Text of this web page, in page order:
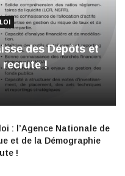
des Dépôts et
recrute !
: l’Agence Nationale de
et de la Démographie
!